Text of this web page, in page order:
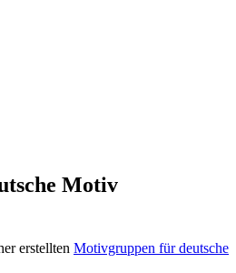
Motiv
erstellten Motivgruppen für deutsche